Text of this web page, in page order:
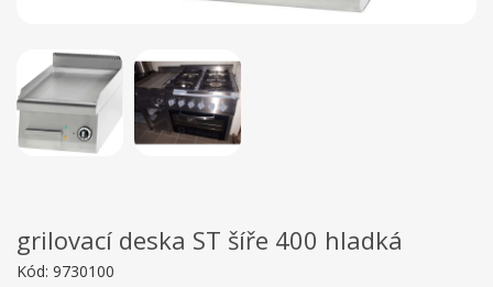
grilovací deska ST šíře 400 hladká
Kód: 9730100